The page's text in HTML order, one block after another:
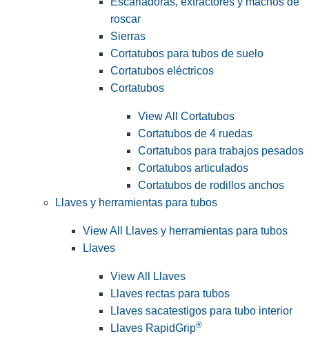
roscar
Sierras
Cortatubos para tubos de suelo
Cortatubos eléctricos
Cortatubos
View All Cortatubos
Cortatubos de 4 ruedas
Cortatubos para trabajos pesados
Cortatubos articulados
Cortatubos de rodillos anchos
Llaves y herramientas para tubos
View All Llaves y herramientas para tubos
Llaves
View All Llaves
Llaves rectas para tubos
Llaves sacatestigos para tubo interior
Llaves RapidGrip®